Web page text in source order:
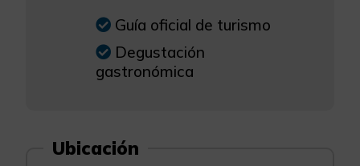
Guía oficial de turismo
Degustación
gastronómica
Ubicación